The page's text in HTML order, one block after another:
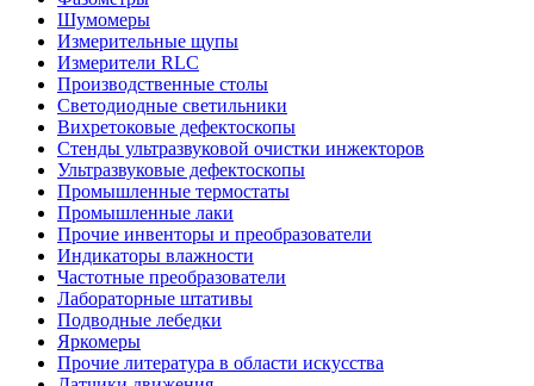
Шумомеры
Измерительные щупы
Измерители RLC
Производственные столы
Светодиодные светильники
Вихретоковые дефектоскопы
Стенды ультразвуковой очистки инжекторов
Ультразвуковые дефектоскопы
Промышленные термостаты
Промышленные лаки
Прочие инвенторы и преобразователи
Индикаторы влажности
Частотные преобразователи
Лабораторные штативы
Подводные лебедки
Яркомеры
Прочие литература в области искусства